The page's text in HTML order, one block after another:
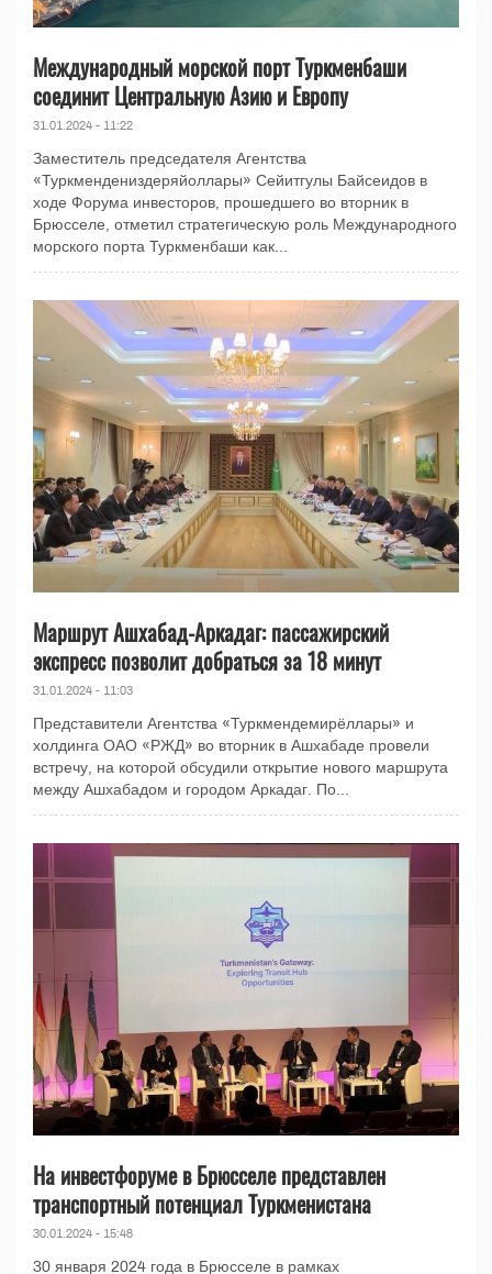
Международный морской порт Туркменбаши
соединит Центральную Азию и Европу
31.01.2024 - 11:22
Заместитель председателя Агентства
«Туркмендениздеряйоллары» Сейитгулы Байсеидов в
ходе Форума инвесторов, прошедшего во вторник в
Брюсселе, отметил стратегическую роль Международного
морского порта Туркменбаши как...
Маршрут Ашхабад-Аркадаг: пассажирский
экспресс позволит добраться за 18 минут
31.01.2024 - 11:03
Представители Агентства «Туркмендемирёллары» и
холдинга ОАО «РЖД» во вторник в Ашхабаде провели
встречу, на которой обсудили открытие нового маршрута
между Ашхабадом и городом Аркадаг. По...
На инвестфоруме в Брюсселе представлен
транспортный потенциал Туркменистана
30.01.2024 - 15:48
30 января 2024 года в Брюсселе в рамках